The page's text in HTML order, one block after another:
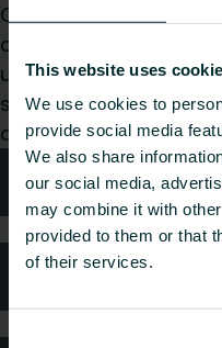
This website uses
We use cookies to
provide social media
We also share
our social media,
may combine it with
provided to them or that
of their services.
Consent
Que vous soyez
architecte, bureau
utilisateur final,
serons ravis de
demande.
Conseils
FAQ